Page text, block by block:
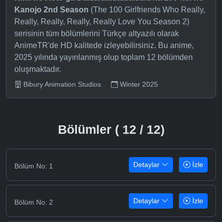
Kanojo 2nd Season (The 100 Girlfriends Who Really,
Really, Really, Really, Really Love You Season 2)
serisinin tüm bölümlerini Türkçe altyazılı olarak
AnimeTR'de HD kalitede izleyebilirsiniz. Bu anime,
2025 yılında yayınlanmış olup toplam 12 bölümden
oluşmaktadır.
Bibury Animation Studios Winter 2025
Bölümler ( 12 / 12)
Bölüm No: 1 Detaylar İzle
Bölüm No: 2 Detaylar İzle